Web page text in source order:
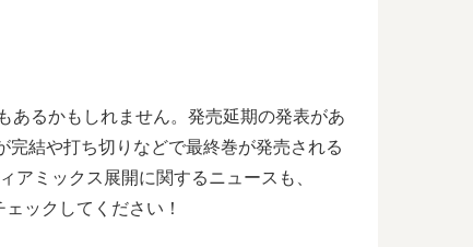
あるかもしれません。発売延期の発表があ
結や打ち切りなどで最終巻が発売される
アミックス展開に関するニュースも、
ックしてください！